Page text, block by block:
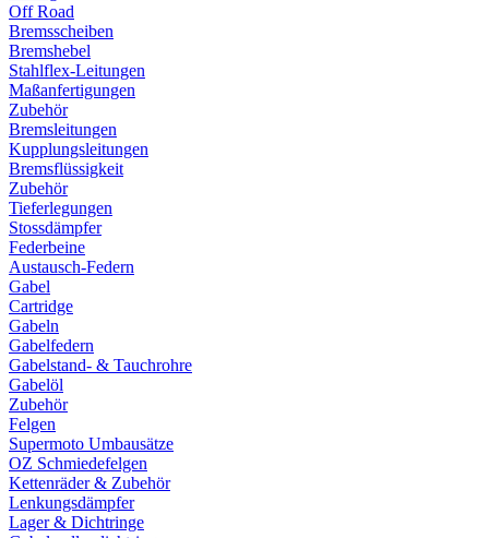
Off Road
Bremsscheiben
Bremshebel
Stahlflex-Leitungen
Maßanfertigungen
Zubehör
Bremsleitungen
Kupplungsleitungen
Bremsflüssigkeit
Zubehör
Tieferlegungen
Stossdämpfer
Federbeine
Austausch-Federn
Gabel
Cartridge
Gabeln
Gabelfedern
Gabelstand- & Tauchrohre
Gabelöl
Zubehör
Felgen
Supermoto Umbausätze
OZ Schmiedefelgen
Kettenräder & Zubehör
Lenkungsdämpfer
Lager & Dichtringe